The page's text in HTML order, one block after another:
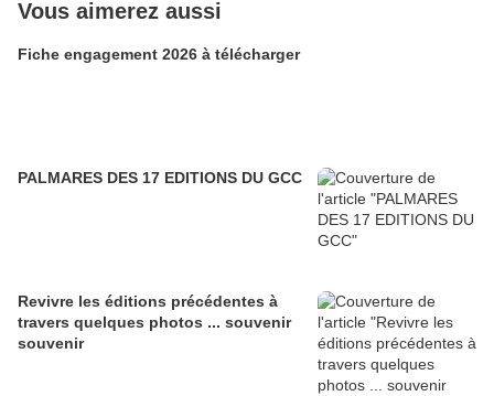
Vous aimerez aussi
Fiche engagement 2026 à télécharger
PALMARES DES 17 EDITIONS DU GCC
Revivre les éditions précédentes à
travers quelques photos ... souvenir
souvenir